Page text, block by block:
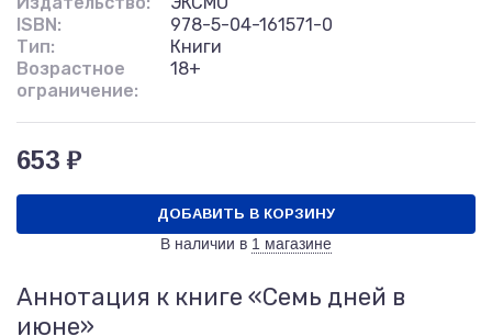
ISBN:
978-5-04-161571-0
Тип:
Книги
Возрастное
ограничение:
18+
653 ₽
ДОБАВИТЬ В КОРЗИНУ
В наличии в 1 магазине
Аннотация к книге «Семь дней в
июне»